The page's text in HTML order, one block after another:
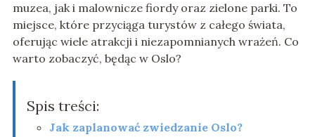
muzea, jak i malownicze fiordy oraz zielone parki. To
miejsce, które przyciąga turystów z całego świata,
oferując wiele atrakcji i niezapomnianych wrażeń. Co
warto zobaczyć, będąc w Oslo?
Spis treści:
Jak zaplanować zwiedzanie Oslo?